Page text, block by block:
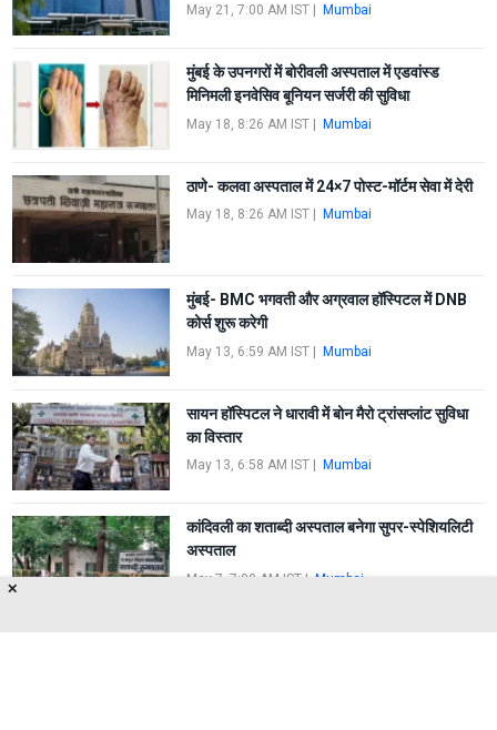
May 21, 7:00 AM IST| Mumbai
मुंबई के उपनगरों में बोरीवली अस्पताल में एडवांस्ड
मिनिमली इनवेसिव बूनियन सर्जरी की सुविधा
May 18, 8:26 AM IST| Mumbai
ठाणे- कलवा अस्पताल में 24×7 पोस्ट-मॉर्टम सेवा में देरी
May 18, 8:26 AM IST| Mumbai
मुंबई- BMC भगवती और अग्रवाल हॉस्पिटल में DNB
कोर्स शुरू करेगी
May 13, 6:59 AM IST| Mumbai
सायन हॉस्पिटल ने धारावी में बोन मैरो ट्रांसप्लांट सुविधा
का विस्तार
May 13, 6:58 AM IST| Mumbai
कांदिवली का शताब्दी अस्पताल बनेगा सुपर-स्पेशियलिटी
अस्पताल
May 7, 7:00 AM IST| Mumbai
✕